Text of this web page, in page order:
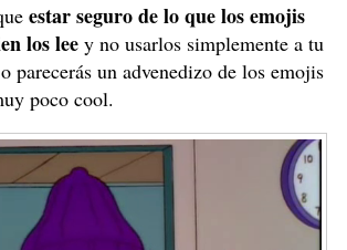
estar seguro de lo que los emojis
los lee y no usarlos simplemente a tu
parecerás un advenedizo de los emojis
poco cool.